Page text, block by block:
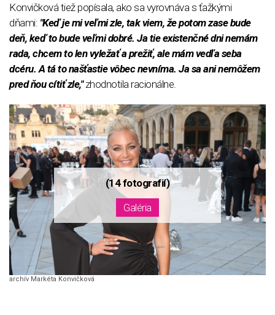
Konvičková tiež popísala, ako sa vyrovnáva s ťažkými
dňami: "Keď je mi veľmi zle, tak viem, že potom zase bude
deň, keď to bude veľmi dobré. Ja tie existenčné dni nemám
rada, chcem to len vyležať a prežiť, ale mám vedľa seba
dcéru. A tá to našťastie vôbec nevníma. Ja sa ani nemôžem
pred ňou cítiť zle,"zhodnotila racionálne.
archív Markéta Konvičková